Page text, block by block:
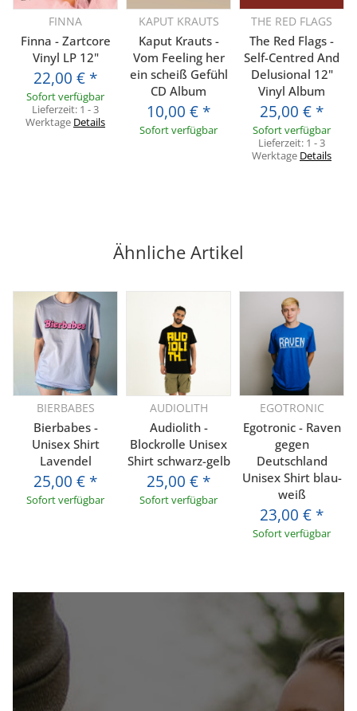
FINNA
Finna - Zartcore
Vinyl LP 12"
22,00 € *
Sofort verfügbar
Lieferzeit: 1 - 3
Werktage Details
KAPUT KRAUTS
Kaput Krauts -
Vom Feeling her
ein scheiß Gefühl
CD Album
10,00 € *
Sofort verfügbar
THE RED FLAGS
The Red Flags -
Self-Centred And
Delusional 12"
Vinyl Album
25,00 € *
Sofort verfügbar
Lieferzeit: 1 - 3
Werktage Details
Ähnliche Artikel
BIERBABES
Bierbabes -
Unisex Shirt
Lavendel
25,00 € *
Sofort verfügbar
AUDIOLITH
Audiolith -
Blockrolle Unisex
Shirt schwarz-gelb
25,00 € *
Sofort verfügbar
EGOTRONIC
Egotronic - Raven
gegen
Deutschland
Unisex Shirt blau-
weiß
23,00 € *
Sofort verfügbar